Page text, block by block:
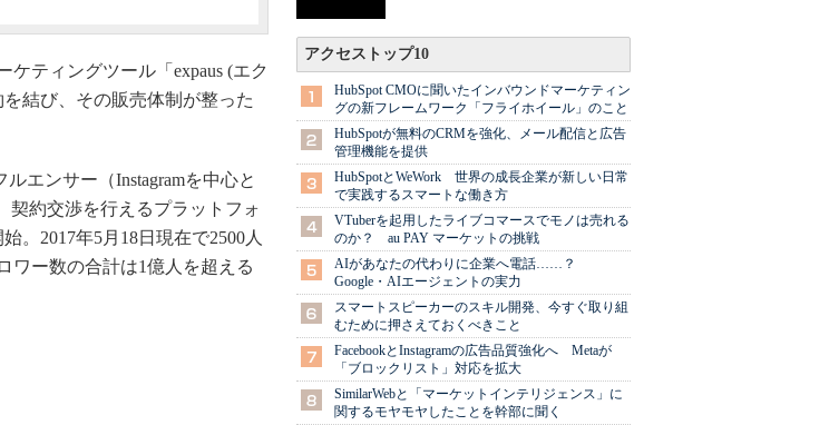
ケティングツール「expaus (エク
結び、その販売体制が整った
エンサー（Instagramを中心と
契約交渉を行えるプラットフォ
。2017年5月18日現在で2500人
ワー数の合計は1億人を超える
アクセストップ10
HubSpot CMOに聞いたインバウンドマーケティン
グの新フレームワーク「フライホイール」のこと
HubSpotが無料のCRMを強化、メール配信と広告
管理機能を提供
HubSpotとWeWork 世界の成長企業が新しい日常
で実践するスマートな働き方
VTuberを起用したライブコマースでモノは売れる
のか？ au PAY マーケットの挑戦
AIがあなたの代わりに企業へ電話……？
Google・AIエージェントの実力
スマートスピーカーのスキル開発、今すぐ取り組
むために押さえておくべきこと
FacebookとInstagramの広告品質強化へ Metaが
「ブロックリスト」対応を拡大
SimilarWebと「マーケットインテリジェンス」に
関するモヤモヤしたことを幹部に聞く